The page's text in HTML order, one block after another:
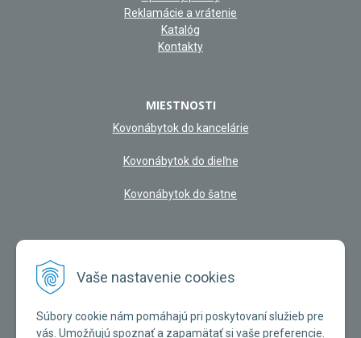
Vaše nastavenie cookies
Súbory cookie nám pomáhajú pri poskytovaní služieb pre
vás. Umožňujú spoznať a zapamätať si vaše preferencie.
Reklamácie a vrátenie
Katalóg
Kontakty
MIESTNOSTI
Kovonábytok do kancelárie
Kovonábytok do dieľne
Kovonábytok do šatne